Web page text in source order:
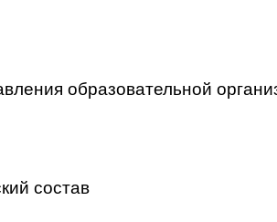
образовательной
состав